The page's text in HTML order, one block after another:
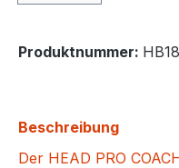
Produktnummer:
Beschreibung
Der HEAD PRO